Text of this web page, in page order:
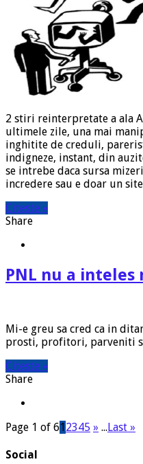
2 stiri reinterpretate a ala
ultimele zile, una mai
inghitite de creduli,
indigneze, instant, din
se intrebe daca sursa
incredere sau e doar un
Citeste »
Share
PNL nu a inteles
Mi-e greu sa cred ca in
prosti, profitori, parveniti
Citeste »
Share
Page 1 of 61 2345 » ...Last »
Social